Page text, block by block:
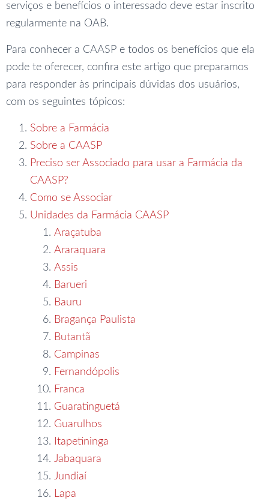
serviços e benefícios o interessado deve estar inscrito
regularmente na OAB.
Para conhecer a CAASP e todos os benefícios que ela
pode te oferecer, confira este artigo que preparamos
para responder às principais dúvidas dos usuários,
com os seguintes tópicos:
Sobre a Farmácia
Sobre a CAASP
Preciso ser Associado para usar a Farmácia da
CAASP?
Como se Associar
Unidades da Farmácia CAASP
Araçatuba
Araraquara
Assis
Barueri
Bauru
Bragança Paulista
Butantã
Campinas
Fernandópolis
Franca
Guaratinguetá
Guarulhos
Itapetininga
Jabaquara
Jundiaí
Lapa